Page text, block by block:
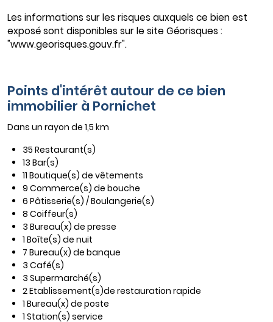
Les informations sur les risques auxquels ce bien est
exposé sont disponibles sur le site Géorisques :
"www.georisques.gouv.fr".
Points d'intérêt autour de ce bien
immobilier à Pornichet
Dans un rayon de 1,5 km
35 Restaurant(s)
13 Bar(s)
11 Boutique(s) de vêtements
9 Commerce(s) de bouche
6 Pâtisserie(s) / Boulangerie(s)
8 Coiffeur(s)
3 Bureau(x) de presse
1 Boîte(s) de nuit
7 Bureau(x) de banque
3 Café(s)
3 Supermarché(s)
2 Etablissement(s)de restauration rapide
1 Bureau(x) de poste
1 Station(s) service